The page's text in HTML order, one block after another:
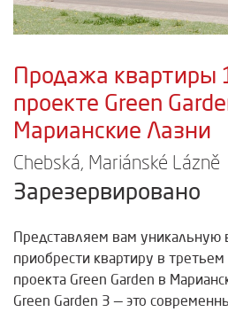
Продажа квартиры
проекте Green
Марианские Лазни
Chebská, Mariánské Lázně
Зарезервировано
Представляем вам уникальную
приобрести квартиру в
проекта Green Garden в
Green Garden 3 — это